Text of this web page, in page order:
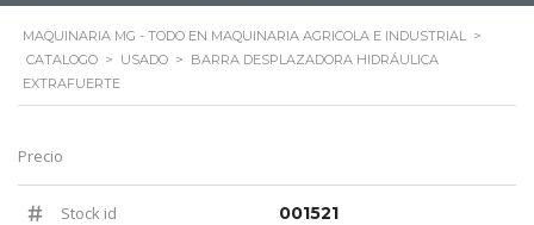
MAQUINARIA MG - TODO EN MAQUINARIA AGRICOLA E INDUSTRIAL >
CATALOGO > USADO > BARRA DESPLAZADORA HIDRÁULICA
EXTRAFUERTE
Precio
Stock id 001521